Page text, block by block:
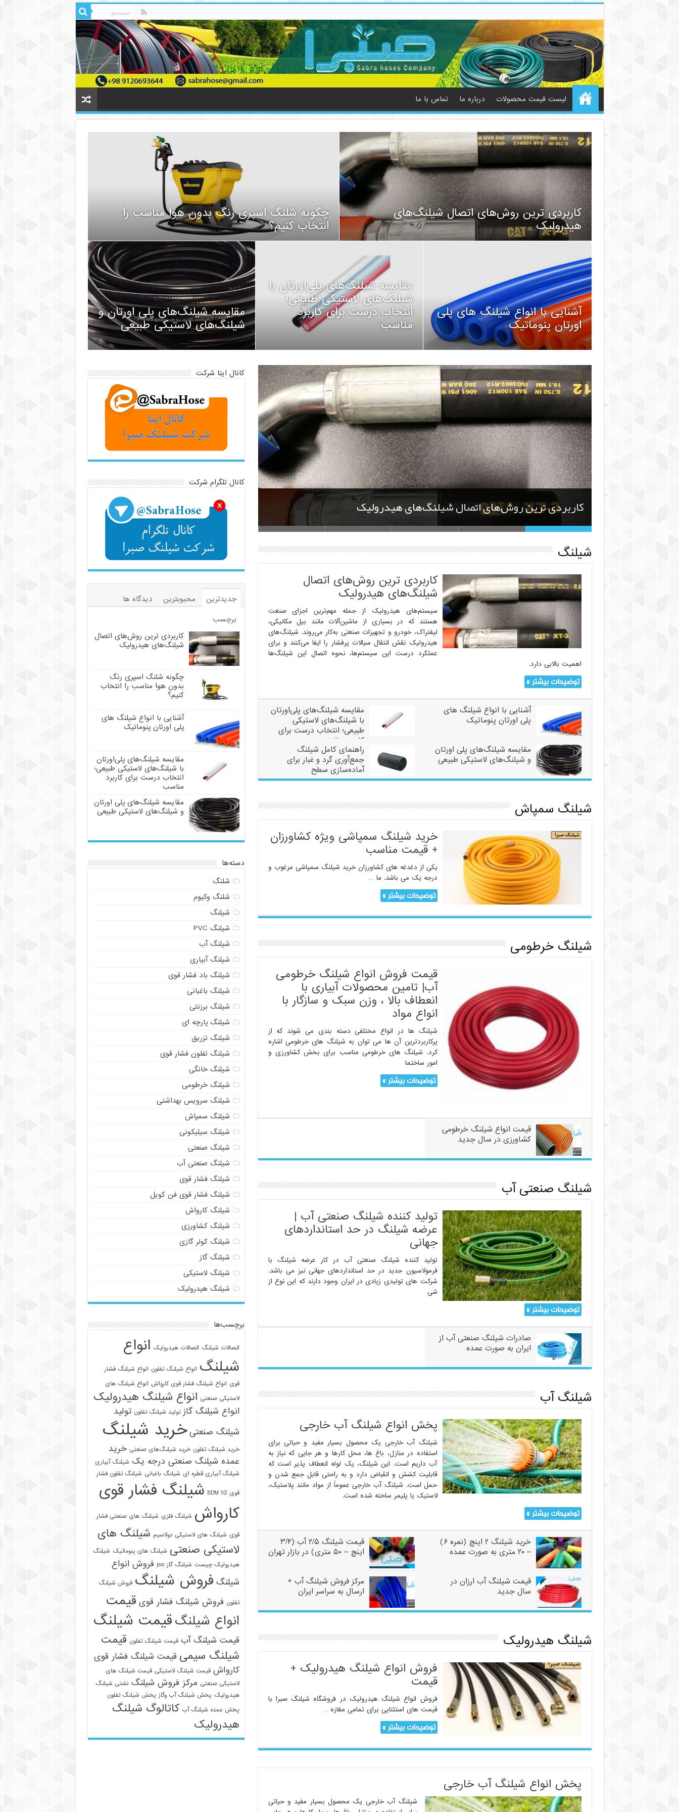
لیست قیمت محصولات درباره ما تماس با ما
کاربردی ترین روش‌های اتصال شیلنگ‌های
هیدرولیک
چگونه شلنگ اسپری رنگ بدون هوا مناسب را
انتخاب کنیم؟
آشنایی با انواع شیلنگ های پلی
اورتان پنوماتیک
مقایسه شیلنگ‌های پلی‌اورتان با
شیلنگ‌های لاستیکی طبیعی؛
انتخاب درست برای کاربرد
مناسب
مقایسه شیلنگ‌های پلی اورتان و
شیلنگ‌های لاستیکی طبیعی
کاربردی ترین روش‌های اتصال شیلنگ‌های هیدرولیک چگونه شلنگ اسپری رنگ بدون هوا مناسب را انتخاب کنیم؟
شیلنگ
کاربردی ترین روش‌های اتصال
شیلنگ‌های هیدرولیک
سیستم‌های هیدرولیک از جمله مهم‌ترین اجزای صنعت
هستند که در بسیاری از ماشین‌آلات مانند بیل مکانیکی،
لیفتراک، خودرو و تجهیزات صنعتی به‌کار می‌روند. شیلنگ‌های
هیدرولیک نقش انتقال سیالات پرفشار را ایفا می‌کنند و برای
عملکرد درست این سیستم‌ها، نحوه اتصال این شیلنگ‌ها
اهمیت بالایی دارد.
توضیحات بیشتر »
آشنایی با انواع شیلنگ های
پلی اورتان پنوماتیک
مقایسه شیلنگ‌های پلی‌اورتان
با شیلنگ‌های لاستیکی
طبیعی؛ انتخاب درست برای
کاربرد مناسب
مقایسه شیلنگ‌های پلی اورتان
و شیلنگ‌های لاستیکی طبیعی
راهنمای کامل شیلنگ
جمع‌آوری گرد و غبار برای
آماده‌سازی سطح
شیلنگ سمپاش
خرید شیلنگ سمپاشی ویژه کشاورزان
+ قیمت مناسب
یکی از دغدغه های کشاورزان خرید شیلنگ سمپاشی مرغوب و
درجه یک می باشد. ما …
توضیحات بیشتر »
شیلنگ خرطومی
قیمت فروش انواع شیلنگ خرطومی
آب| تامین محصولات آبیاری با
انعطاف بالا ، وزن سبک و سازگار با
انواع مواد
شیلنگ ها در انواع مختلفی دسته بندی می شوند که از
پرکاربردترین آن ها می توان به شیلنگ های خرطومی اشاره
کرد. شیلنگ های خرطومی مناسب برای بخش کشاورزی و
امور ساختما
توضیحات بیشتر »
قیمت انواع شیلنگ خرطومی
کشاورزی در سال جدید
شیلنگ صنعتی آب
تولید کننده شیلنگ صنعتی آب |
عرضه شیلنگ در حد استانداردهای
جهانی
تولید کننده شیلنگ صنعتی آب در کار عرضه شیلنگ با
فرمولاسیون جدید در حد استانداردهای جهانی نیز می باشد.
شرکت های تولیدی زیادی در ایران وجود دارند که این نوع از
شی
توضیحات بیشتر »
صادرات شیلنگ صنعتی آب از
ایران به صورت عمده
شیلنگ آب
پخش انواع شیلنگ آب خارجی
شیلنگ آب خارجی یک محصول بسیار مفید و حیاتی برای
استفاده در منازل، باغ ها، محل کارها و هر جایی که نیاز به
آب داریم است. این شیلنگ، یک لوله انعطاف پذیر است که
قابلیت کشش و انقباض دارد و به راحتی قابل جمع شدن و
حمل است. شیلنگ آب خارجی عموماً از مواد مانند پلاستیک،
لاستیک یا پلیمر ساخته شده است.
توضیحات بیشتر »
خرید شیلنگ ۲ اینچ (نمره ۶)
– ۲۰ متری به صورت عمده
قیمت شیلنگ ۲/۵ آب (۳/۴
اینچ – ۵۰ متری) در بازار تهران
قیمت شیلنگ آب ارزان در
سال جدید
مرکز فروش شیلنگ آب +
ارسال به سراسر ایران
شیلنگ هیدرولیک
فروش انواع شیلنگ هیدرولیک +
قیمت
فروش انواع شیلنگ هیدرولیک در فروشگاه شیلنگ صبرا با
قیمت های استثنایی برای تمامی مغازه …
توضیحات بیشتر »
پخش انواع شیلنگ آب خارجی
شیلنگ آب خارجی یک محصول بسیار مفید و حیاتی
کانال ایتا شرکت
کانال تلگرام شرکت
جدیدترین محبوبترین
دیدگاه ها
برچسب
کاربردی ترین روش‌های اتصال
شیلنگ‌های هیدرولیک
چگونه شلنگ اسپری رنگ
بدون هوا مناسب را انتخاب
کنیم؟
آشنایی با انواع شیلنگ های
پلی اورتان پنوماتیک
مقایسه شیلنگ‌های پلی‌اورتان
با شیلنگ‌های لاستیکی طبیعی؛
انتخاب درست برای کاربرد
مناسب
مقایسه شیلنگ‌های پلی اورتان
و شیلنگ‌های لاستیکی طبیعی
دسته‌ها
شلنگ
شلنگ وکیوم
شیلنگ
شیلنگ PVC
شیلنگ آب
شیلنگ آبیاری
شیلنگ باد فشار قوی
شیلنگ باغبانی
شیلنگ برزنتی
شیلنگ پارچه‌ ای
شیلنگ تزریق
شیلنگ تفلون فشار قوی
شیلنگ خانگی
شیلنگ خرطومی
شیلنگ سرویس بهداشتی
شیلنگ سمپاش
شیلنگ سیلیکونی
شیلنگ صنعتی
شیلنگ صنعتی آب
شیلنگ فشار قوی
شیلنگ فشار قوی فن کویل
شیلنگ کارواش
شیلنگ کشاورزی
شیلنگ کولر گازی
شیلنگ گاز
شیلنگ لاستیکی
شیلنگ هیدرولیک
برچسب‌ها
اتصالات شیلنگ اتصالات هیدرولیک انواع
شیلنگ انواع شیلنگ تفلون انواع شیلنگ فشار
قوی انواع شیلنگ فشار قوی کارواش انواع شیلنگ های
لاستیکی صنعتی انواع شیلنگ هیدرولیک
انواع شیلنگ گاز تولید شیلنگ تفلون تولید
شیلنگ صنعتی خرید شیلنگ
خرید شیلنگ تفلون خرید شیلنگ‌های صنعتی خرید
عمده شیلنگ صنعتی درجه یک شیلنگ آبیاری
شیلنگ آبیاری قطره ای شیلنگ باغبانی شیلنگ تفلون فشار
قوی 1/2 BDM
شیلنگ فشار قوی
کارواش شیلنگ فلزی شیلنگ های صنعتی فشار
قوی شیلنگ های لاستیکی دولاسیم شیلنگ های
لاستیکی صنعتی شیلنگ های پنوماتیک شیلنگ
هیدرولیک چیست شیلنگ گاز pvc
فروش انواع
شیلنگ فروش شیلنگ فروش شیلنگ
تفلون فروش شیلنگ فشار قوی قیمت
انواع شیلنگقیمت شیلنگ
قیمت شیلنگ آب قیمت شیلنگ تفلون قیمت
شیلنگ سیمی قیمت شیلنگ فشار قوی
کارواش قیمت شیلنگ لاستیکی قیمت شیلنگ های
لاستیکی صنعتی مرکز فروش شیلنگ نشتی شیلنگ
هیدرولیک پخش شیلنگ آب وگاز پخش شیلنگ تفلون
پخش عمده شیلنگ آب کاتالوگ شیلنگ
هیدرولیک